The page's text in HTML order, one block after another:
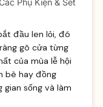
Phụ Kiện & Set
đầu len lỏi, đó
gõ cửa từng
của mùa lễ hội
bè hay đồng
gian sống và làm